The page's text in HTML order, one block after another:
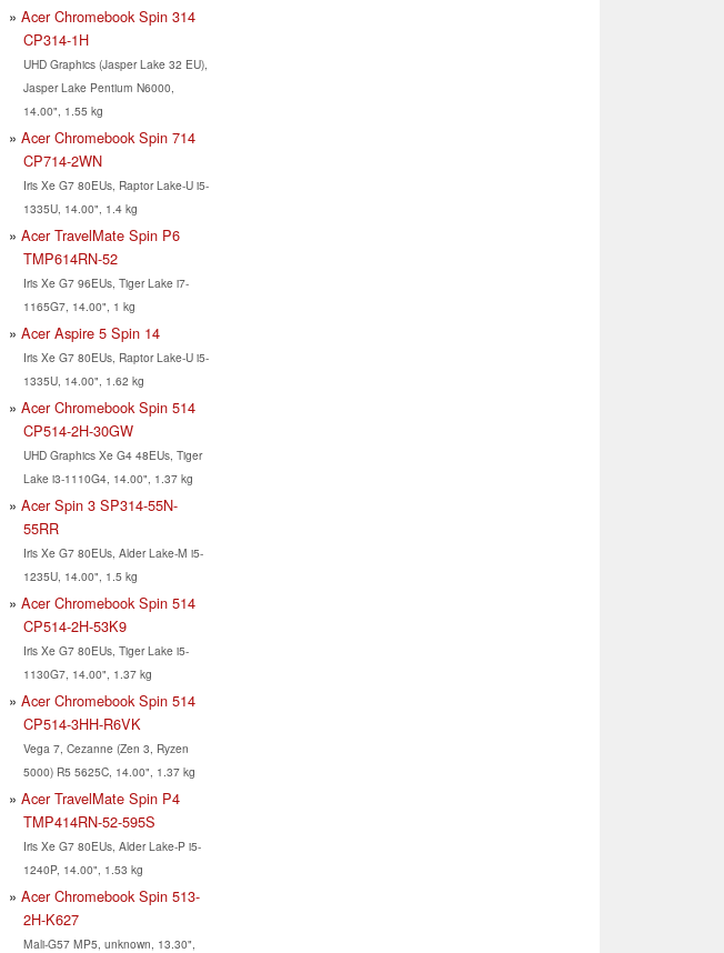
Acer Chromebook Spin 314
CP314-1H
UHD Graphics (Jasper Lake 32 EU),
Jasper Lake Pentium N6000,
14.00", 1.55 kg
Acer Chromebook Spin 714
CP714-2WN
Iris Xe G7 80EUs, Raptor Lake-U i5-
1335U, 14.00", 1.4 kg
Acer TravelMate Spin P6
TMP614RN-52
Iris Xe G7 96EUs, Tiger Lake i7-
1165G7, 14.00", 1 kg
Acer Aspire 5 Spin 14
Iris Xe G7 80EUs, Raptor Lake-U i5-
1335U, 14.00", 1.62 kg
Acer Chromebook Spin 514
CP514-2H-30GW
UHD Graphics Xe G4 48EUs, Tiger
Lake i3-1110G4, 14.00", 1.37 kg
Acer Spin 3 SP314-55N-
55RR
Iris Xe G7 80EUs, Alder Lake-M i5-
1235U, 14.00", 1.5 kg
Acer Chromebook Spin 514
CP514-2H-53K9
Iris Xe G7 80EUs, Tiger Lake i5-
1130G7, 14.00", 1.37 kg
Acer Chromebook Spin 514
CP514-3HH-R6VK
Vega 7, Cezanne (Zen 3, Ryzen
5000) R5 5625C, 14.00", 1.37 kg
Acer TravelMate Spin P4
TMP414RN-52-595S
Iris Xe G7 80EUs, Alder Lake-P i5-
1240P, 14.00", 1.53 kg
Acer Chromebook Spin 513-
2H-K627
Mali-G57 MP5, unknown, 13.30",